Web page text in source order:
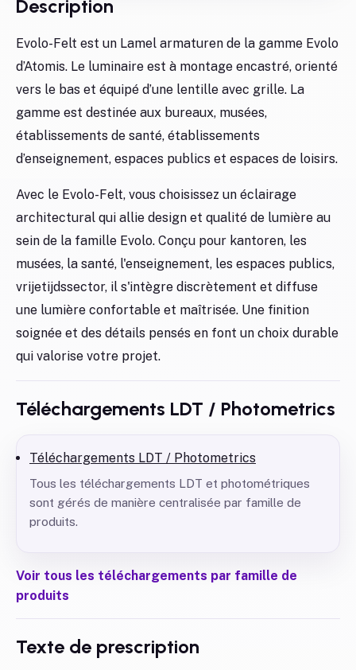
Description
Evolo-Felt est un Lamel armaturen de la gamme Evolo
d’Atomis. Le luminaire est à montage encastré, orienté
vers le bas et équipé d’une lentille avec grille. La
gamme est destinée aux bureaux, musées,
établissements de santé, établissements
d’enseignement, espaces publics et espaces de loisirs.
Avec le Evolo-Felt, vous choisissez un éclairage
architectural qui allie design et qualité de lumière au
sein de la famille Evolo. Conçu pour kantoren, les
musées, la santé, l'enseignement, les espaces publics,
vrijetijdssector, il s'intègre discrètement et diffuse
une lumière confortable et maîtrisée. Une finition
soignée et des détails pensés en font un choix durable
qui valorise votre projet.
Téléchargements LDT / Photometrics
Téléchargements LDT / Photometrics
Tous les téléchargements LDT et photométriques
sont gérés de manière centralisée par famille de
produits.
Voir tous les téléchargements par famille de
produits
Texte de prescription